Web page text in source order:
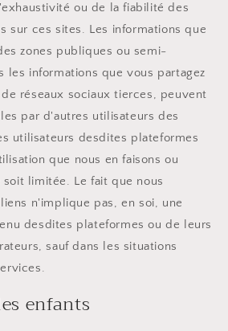
ou de la fiabilité des
sur ces sites. Les informations que
zones publiques ou semi-
les informations que vous partagez
réseaux sociaux tierces, peuvent
par d'autres utilisateurs des
utilisateurs desdites plateformes
que nous en faisons ou
soit limitée. Le fait que nous
n'implique pas, en soi, une
desdites plateformes ou de leurs
sauf dans les situations
enfants